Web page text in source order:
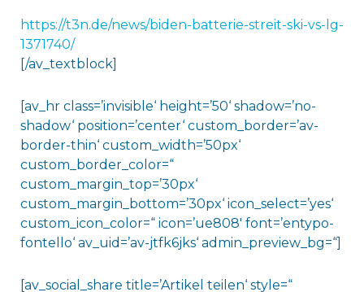
https://t3n.de/news/biden-batterie-streit-ski-vs-lg-
1371740/
[/av_textblock]
[av_hr class=’invisible‘ height=’50‘ shadow=’no-
shadow‘ position=’center‘ custom_border=’av-
border-thin‘ custom_width=’50px‘
custom_border_color=“
custom_margin_top=’30px‘
custom_margin_bottom=’30px‘ icon_select=’yes‘
custom_icon_color=“ icon=’ue808′ font=’entypo-
fontello‘ av_uid=’av-jtfk6jks‘ admin_preview_bg=“]
[av_social_share title=’Artikel teilen‘ style=“